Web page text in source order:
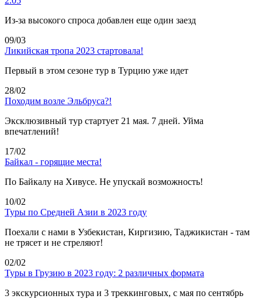
Из-за высокого спроса добавлен еще один заезд
09/03
Ликийская тропа 2023 стартовала!
Первый в этом сезоне тур в Турцию уже идет
28/02
Походим возле Эльбруса?!
Эксклюзивный тур стартует 21 мая. 7 дней. Уйма
впечатлений!
17/02
Байкал - горящие места!
По Байкалу на Хивусе. Не упускай возможность!
10/02
Туры по Средней Азии в 2023 году
Поехали с нами в Узбекистан, Киргизию, Таджикистан - там
не трясет и не стреляют!
02/02
Туры в Грузию в 2023 году: 2 различных формата
3 экскурсионных тура и 3 треккинговых, с мая по сентябрь